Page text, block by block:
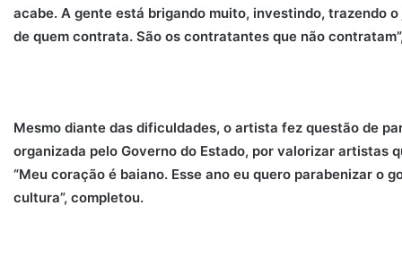
acabe. A gente está brigando muito, investindo, trazendo
de quem contrata. São os contratantes que não
Mesmo diante das dificuldades, o artista fez questão de
organizada pelo Governo do Estado, por valorizar artistas
“Meu coração é baiano. Esse ano eu quero parabenizar o
cultura”, completou.